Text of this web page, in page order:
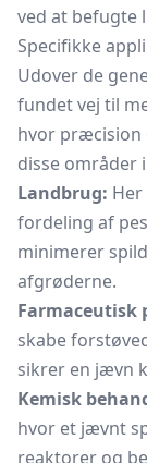
ved at befugte
Specifikke
Udover de
fundet vej til
hvor præcision
disse områder
Landbrug:
fordeling af
minimerer
afgrøderne.
Farmaceutisk
skabe
sikrer en jævn
Kemisk
hvor et jævnt
reaktorer og